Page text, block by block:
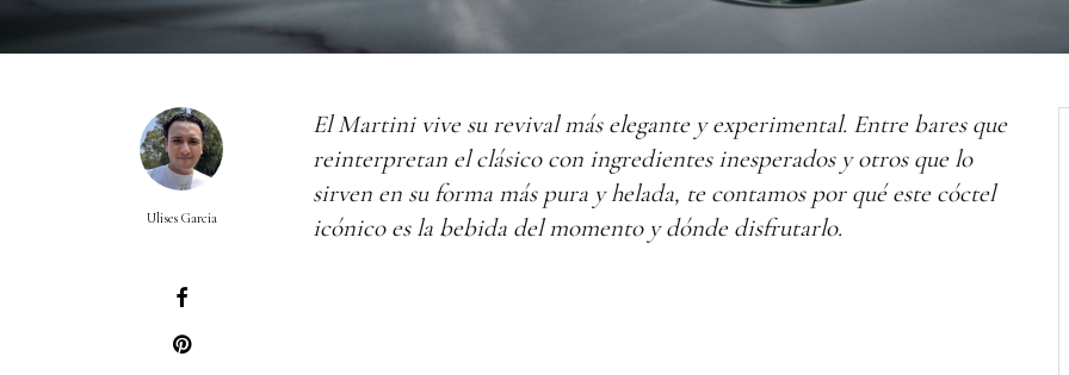
Ulises Garcia
El Martini vive su revivalmás elegante y experimental. Entre bares que
reinterpretan el clásico con ingredientes inesperados y otros que lo
sirven en su forma más pura y helada, te contamos por qué este cóctel
icónico es la bebida del momento y dónde disfrutarlo.